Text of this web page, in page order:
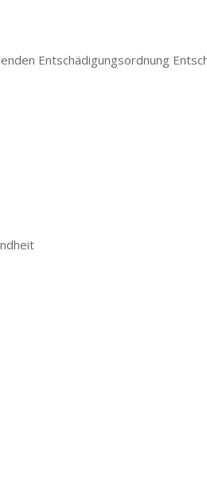
Entschädigungsordnung